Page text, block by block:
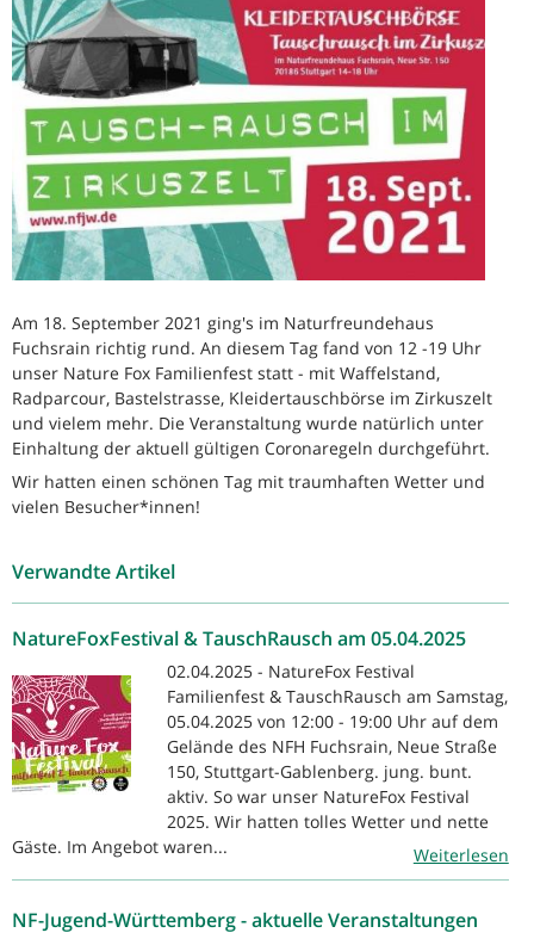
Am 18. September 2021 ging's im Naturfreundehaus
Fuchsrain richtig rund. An diesem Tag fand von 12 -19 Uhr
unser Nature Fox Familienfest statt - mit Waffelstand,
Radparcour, Bastelstrasse, Kleidertauschbörse im Zirkuszelt
und vielem mehr. Die Veranstaltung wurde natürlich unter
Einhaltung der aktuell gültigen Coronaregeln durchgeführt.
Wir hatten einen schönen Tag mit traumhaften Wetter und
vielen Besucher*innen!
Verwandte Artikel
NatureFoxFestival & TauschRausch am 05.04.2025
02.04.2025 - NatureFox Festival
Familienfest & TauschRausch am Samstag,
05.04.2025 von 12:00 - 19:00 Uhr auf dem
Gelände des NFH Fuchsrain, Neue Straße
150, Stuttgart-Gablenberg. jung. bunt.
aktiv. So war unser NatureFox Festival
2025. Wir hatten tolles Wetter und nette
Gäste. Im Angebot waren...
Weiterlesen
NF-Jugend-Württemberg - aktuelle Veranstaltungen